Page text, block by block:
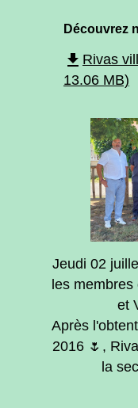
Découvrez
file_download Rivas
13.06 MB)
Jeudi 02
les membres
et
Après
2016 🌷,
la